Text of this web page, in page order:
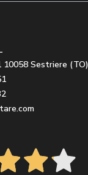
10058 Sestriere (TO)